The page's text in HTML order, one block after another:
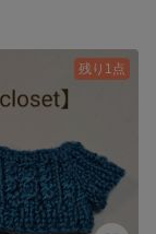
残り1点